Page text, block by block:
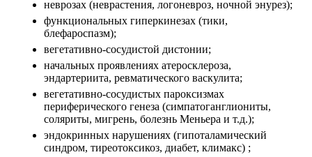
неврозах (неврастения, логоневроз, ночной энурез);
функциональных гиперкинезах (тики,
блефароспазм);
вегетативно-сосудистой дистонии;
начальных проявлениях атеросклероза,
эндартериита, ревматического васкулита;
вегетативно-сосудистых пароксизмах
периферического генеза (симпатоганглиониты,
соляриты, мигрень, болезнь Меньера и т.д.);
эндокринных нарушениях (гипоталамический
синдром, тиреотоксикоз, диабет, климакс) ;